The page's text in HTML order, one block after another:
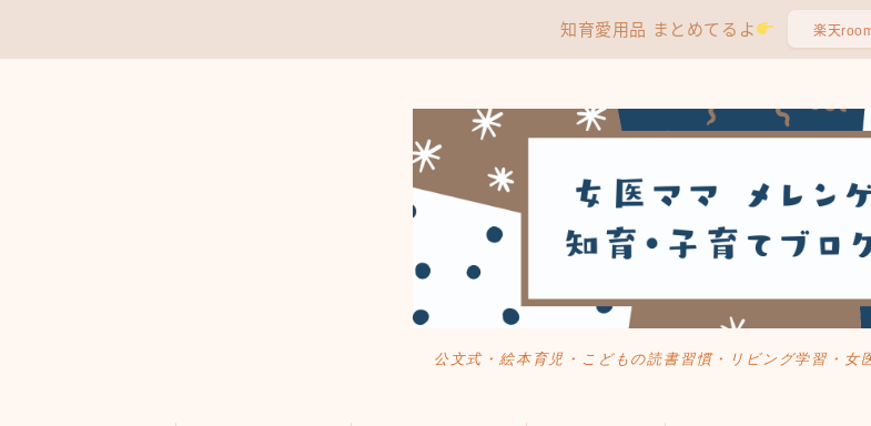
知育愛用品 まとめてるよ 楽天
公文式・絵本育児・こどもの読書習慣・リビング学習・女